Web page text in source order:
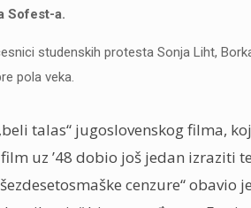
Sofest-a.
studenskih protesta Sonja Liht,
pola veka.
talas“ jugoslovenskog filma,
uz ’48 dobio još jedan izraziti
cenzure“ obavio